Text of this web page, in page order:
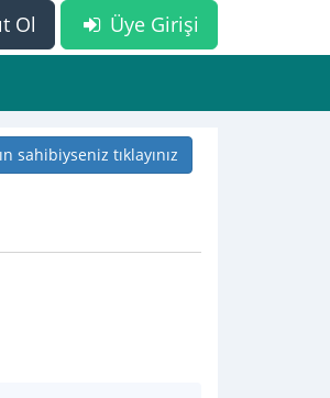
Üye Girişi
Ol
sahibiyseniz tıklayınız